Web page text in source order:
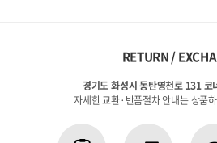
RETURN /
경기도 화성시 동탄영천로 131
자세한 교환·반품절차 안내는 상품